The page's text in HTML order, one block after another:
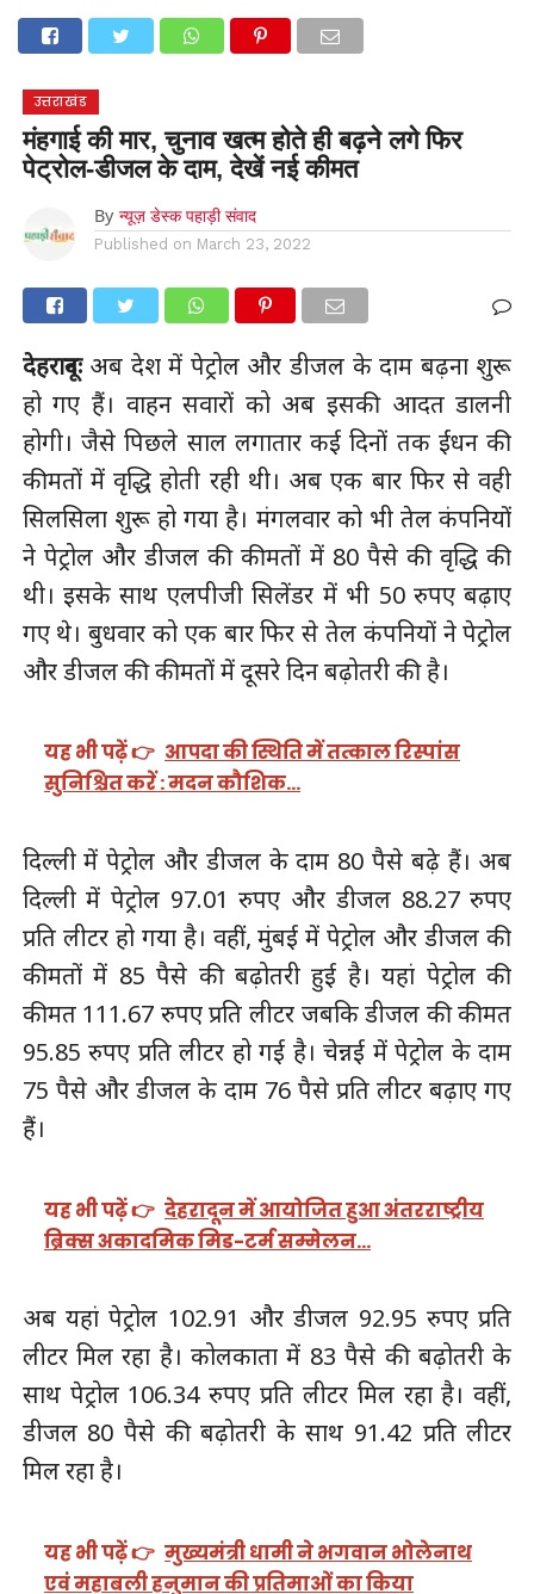
देहरादूननैनीताल
मनोरंजन
उत्तराखंड
मंहगाई की मार, चुनाव खत्म होते ही बढ़ने लगे फिर
पेट्रोल-डीजल के दाम, देखें नई कीमत
By न्यूज़ डेस्क पहाड़ी संवाद
Published on March 23, 2022
देहरादूनःअब देश में पेट्रोल और डीजल के दाम बढ़ना शुरू
हो गए हैं। वाहन सवारों को अब इसकी आदत डालनी
होगी। जैसे पिछले साल लगातार कई दिनों तक ईंधन की
कीमतों में वृद्धि होती रही थी। अब एक बार फिर से वही
सिलसिला शुरू हो गया है। ‌मंगलवार को भी तेल कंपनियों
ने पेट्रोल और डीजल की कीमतों में 80 पैसे की वृद्धि की
थी। इसके साथ एलपीजी सिलेंडर में भी 50 रुपए बढ़ाए
गए थे। ‌बुधवार को एक बार फिर से तेल कंपनियों ने पेट्रोल
और डीजल की कीमतों में दूसरे दिन बढ़ोतरी की है।
यह भी पढ़ें 👉 आपदा की स्थिति में तत्काल रिस्पांस
सुनिश्चित करें : मदन कौशिक…
दिल्ली में पेट्रोल और डीजल के दाम 80 पैसे बढ़े हैं। अब
दिल्ली में पेट्रोल 97.01 रुपए और डीजल 88.27 रुपए
प्रति लीटर हो गया है। वहीं, मुंबई में पेट्रोल और डीजल की
कीमतों में 85 पैसे की बढ़ोतरी हुई है। यहां पेट्रोल की
कीमत 111.67 रुपए प्रति लीटर जबकि डीजल की कीमत
95.85 रुपए प्रति लीटर हो गई है। चेन्नई में पेट्रोल के दाम
75 पैसे और डीजल के दाम 76 पैसे प्रति लीटर बढ़ाए गए
हैं।
यह भी पढ़ें 👉 देहरादून में आयोजित हुआ अंतरराष्ट्रीय
ब्रिक्स अकादमिक मिड-टर्म सम्मेलन…
अब यहां पेट्रोल 102.91 और डीजल 92.95 रुपए प्रति
लीटर मिल रहा है। कोलकाता में 83 पैसे की बढ़ोतरी के
साथ पेट्रोल 106.34 रुपए प्रति लीटर मिल रहा है। वहीं,
डीजल 80 पैसे की बढ़ोतरी के साथ 91.42 प्रति लीटर
मिल रहा है।
यह भी पढ़ें 👉 मुख्यमंत्री धामी ने भगवान भोलेनाथ
एवं महाबली हनुमान की प्रतिमाओं का किया